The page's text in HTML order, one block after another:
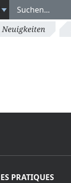
Neuigkeiten
PRATIQUES